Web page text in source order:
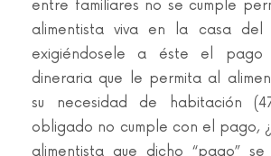
entre familiares no se cumple
alimentista viva en la casa del
exigiéndosele a éste el pago
dineraria que le permita al
su necesidad de habitación
obligado no cumple con el pago,
alimentista que dicho “pago”